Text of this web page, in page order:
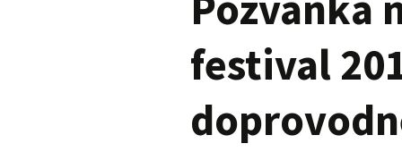
festival